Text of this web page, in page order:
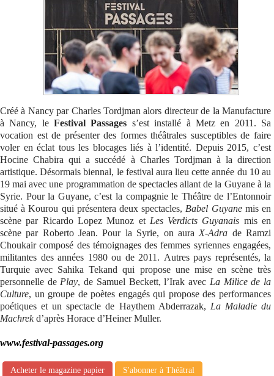
Créé à Nancy par Charles Tordjman alors directeur de la Manufacture
à Nancy, leFestival Passages s’est installé à Metz en 2011. Sa
vocation est de présenter des formes théâtrales susceptibles de faire
voler en éclat tous les blocages liés à l’identité. Depuis 2015, c’est
Hocine Chabira qui a succédé à Charles Tordjman à la direction
artistique. Désormais biennal, le festival aura lieu cette année du 10 au
19 mai avec une programmation de spectacles allant de la Guyane à la
Syrie. Pour la Guyane, c’est la compagnie le Théâtre de l’Entonnoir
situé à Kourou qui présentera deux spectacles, Babel Guyane mis en
scène par Ricardo Lopez Munoz et Les Verdicts Guyanais mis en
scène par Roberto Jean. Pour la Syrie, on aura X-Adra de Ramzi
Choukair composé des témoignages des femmes syriennes engagées,
militantes des années 1980 ou de 2011. Autres pays représentés, la
Turquie avec Sahika Tekand qui propose une mise en scène très
personnelle de Play, de Samuel Beckett, l’Irak avec La Milice de la
Culture, un groupe de poètes engagés qui propose des performances
poétiques et un spectacle de Haythem Abderrazak, La Maladie du
Machrekd’après Horace d’Heiner Muller.
www.festival-passages.org
Acheter le magazine papier S'abonner à Théâtral